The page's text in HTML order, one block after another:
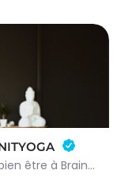
Découvrez l'espace incontournable du bien être à Braine L'alleud!Du 23 au 30 aout 2026 nous proposons un Pass…